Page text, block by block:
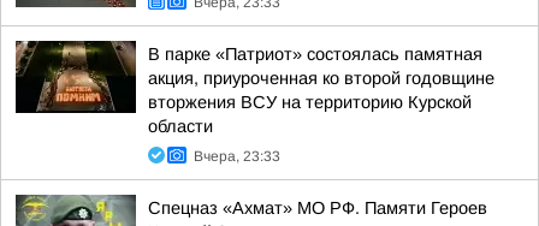
В парке «Патриот» состоялась памятная
акция, приуроченная ко второй годовщине
вторжения ВСУ на территорию Курской
области
Вчера, 23:33
Спецназ «Ахмат» МО РФ. Памяти Героев